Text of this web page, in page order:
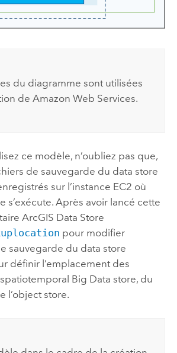
du diagramme sont utilisées
deAmazon Web Services.
ce modèle, n’oubliez pas que,
de sauvegarde du data store
sur l’instance EC2 où
s’exécute. Après avoir lancé cette
ArcGIS Data Store
pour modifier
sauvegarde du data store
définir l’emplacement des
Big Data store, du
l’object store.